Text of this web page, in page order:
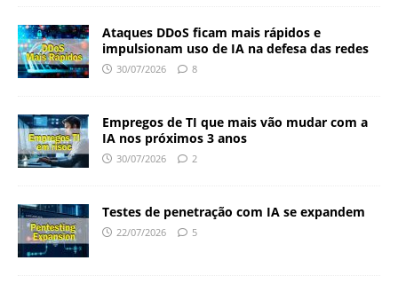
Ataques DDoS ficam mais rápidos e
impulsionam uso de IA na defesa das redes
30/07/2026 8
Empregos de TI que mais vão mudar com a
IA nos próximos 3 anos
30/07/2026 2
Testes de penetração com IA se expandem
22/07/2026 5